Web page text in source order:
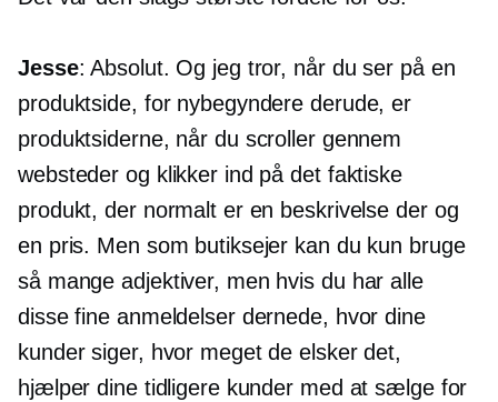
Jesse: Absolut. Og jeg tror, ​​når du ser på en
produktside, for nybegyndere derude, er
produktsiderne, når du scroller gennem
websteder og klikker ind på det faktiske
produkt, der normalt er en beskrivelse der og
en pris. Men som butiksejer kan du kun bruge
så mange adjektiver, men hvis du har alle
disse fine anmeldelser dernede, hvor dine
kunder siger, hvor meget de elsker det,
hjælper dine tidligere kunder med at sælge for